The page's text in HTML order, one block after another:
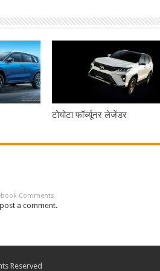
टोयोटा फॉर्च्यूनर लेजेंडर
Comments
a comment.
Reserved